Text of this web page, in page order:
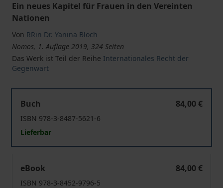
Ein neues Kapitel für Frauen in den Vereinten
Nationen
Von RRin Dr. Yanina Bloch
Nomos, 1. Auflage 2019, 324 Seiten
Das Werk ist Teil der Reihe Internationales Recht der
Gegenwart
Buch
84,00 €
ISBN 978-3-8487-5621-6
Lieferbar
eBook
84,00 €
ISBN 978-3-8452-9796-5